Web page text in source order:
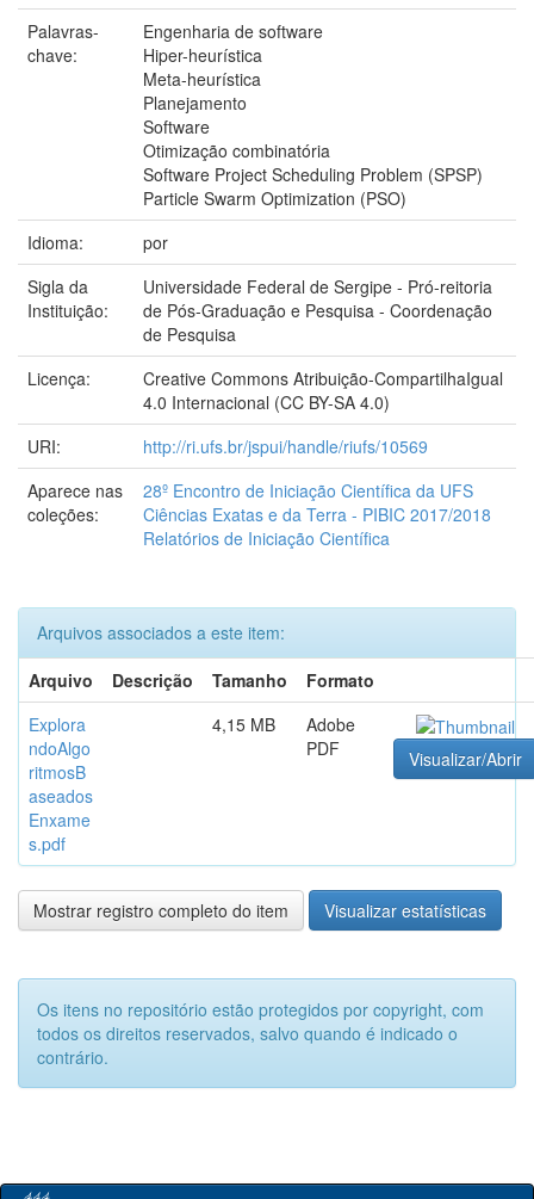
Palavras-
chave:
Engenharia de software
Hiper-heurística
Meta-heurística
Planejamento
Software
Otimização combinatória
Software Project Scheduling Problem (SPSP)
Particle Swarm Optimization (PSO)
Idioma:
por
Sigla da
Instituição:
Universidade Federal de Sergipe - Pró-reitoria
de Pós-Graduação e Pesquisa - Coordenação
de Pesquisa
Licença:
Creative Commons Atribuição-CompartilhaIgual
4.0 Internacional (CC BY-SA 4.0)
URI:
http://ri.ufs.br/jspui/handle/riufs/10569
Aparece nas
coleções:
28º Encontro de Iniciação Científica da UFS
Ciências Exatas e da Terra - PIBIC 2017/2018
Relatórios de Iniciação Científica
Arquivos associados a este item:
Arquivo
Descrição Tamanho
Formato
Explora
ndoAlgo
ritmosB
aseados
Enxame
s.pdf
4,15 MB
Adobe
PDF
Visualizar/Abrir
Mostrar registro completo do item Visualizar estatísticas
Os itens no repositório estão protegidos por copyright, com
todos os direitos reservados, salvo quando é indicado o
contrário.